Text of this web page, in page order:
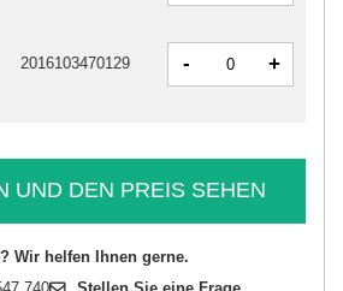
2016103470129 - +
UND DEN PREIS SEHEN
Wir helfen Ihnen gerne.